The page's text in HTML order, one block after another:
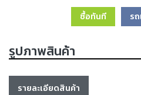
เปลือง
เครื่อง
ซื้อทันที ร
รูปภาพสินค้า
รายละเอียดสินค้า